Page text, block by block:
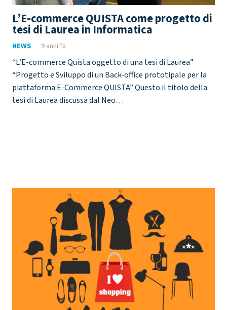
L’E-commerce QUISTA come progetto di
tesi di Laurea in Informatica
NEWS 9 anni fa
“L’E-commerce Quista oggetto di una tesi di Laurea”
“Progetto e Sviluppo di un Back-office prototipale per la
piattaforma E-Commerce QUISTA” Questo il titolo della
tesi di Laurea discussa dal Neo…